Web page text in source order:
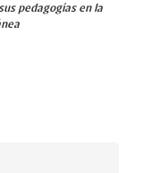
pedagogías en la